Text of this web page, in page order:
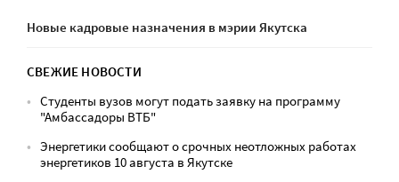
Новые кадровые назначения в мэрии Якутска
СВЕЖИЕ НОВОСТИ
Студенты вузов могут подать заявку на программу
"Амбассадоры ВТБ"
Энергетики сообщают о срочных неотложных работах
энергетиков 10 августа в Якутске